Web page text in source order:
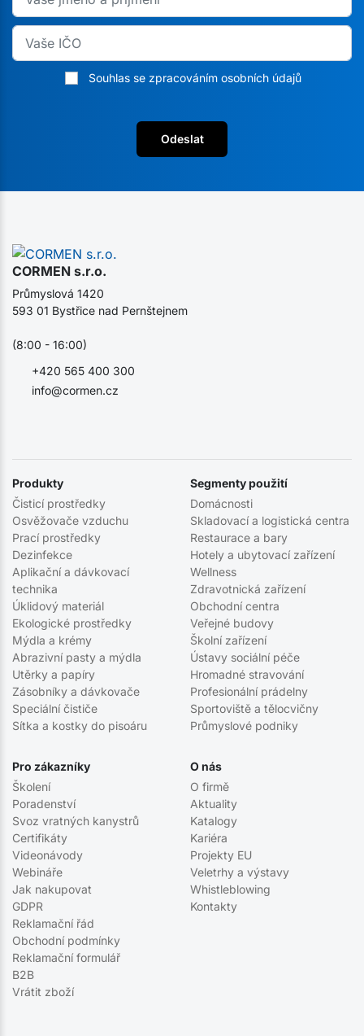
Souhlas se zpracováním osobních údajů
Odeslat
CORMEN s.r.o.
info@cormen.cz
+420 565 400 300
Průmyslová 1420
593 01 Bystřice nad Pernštejnem
(8:00 - 16:00)
Produkty
Čisticí prostředky
Osvěžovače vzduchu
Prací prostředky
Dezinfekce
Aplikační a dávkovací
technika
Úklidový materiál
Ekologické prostředky
Mýdla a krémy
Abrazivní pasty a mýdla
Utěrky a papíry
Zásobníky a dávkovače
Speciální čističe
Sítka a kostky do pisoáru
Segmenty použití
Domácnosti
Skladovací a logistická centra
Restaurace a bary
Hotely a ubytovací zařízení
Wellness
Zdravotnická zařízení
Obchodní centra
Veřejné budovy
Školní zařízení
Ústavy sociální péče
Hromadné stravování
Profesionální prádelny
Sportoviště a tělocvičny
Průmyslové podniky
Pro zákazníky
Školení
Poradenství
Svoz vratných kanystrů
Certifikáty
Videonávody
Webináře
Jak nakupovat
GDPR
Reklamační řád
Obchodní podmínky
Reklamační formulář
B2B
Vrátit zboží
O nás
O firmě
Aktuality
Katalogy
Kariéra
Projekty EU
Veletrhy a výstavy
Whistleblowing
Kontakty